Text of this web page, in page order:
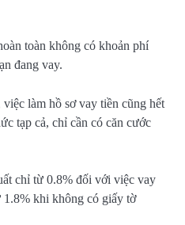
toàn không có khoản phí
đang vay.
làm hồ sơ vay tiền cũng hết
tạp cả, chỉ cần có căn cước
chỉ từ 0.8% đối với việc vay
1.8% khi không có giấy tờ